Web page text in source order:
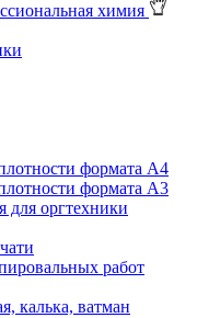
химия
формата А4
формата А3
для оргтехники
работ
калька, ватман